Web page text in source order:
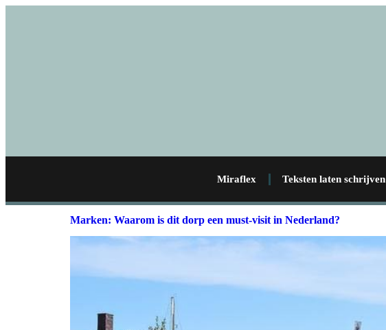
Miraflex Teksten laten schrijven
Marken: Waarom is dit dorp een must-visit in Nederland?